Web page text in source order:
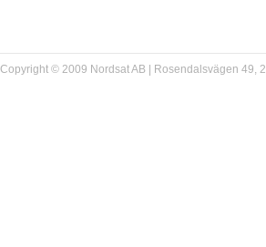
Copyright © 2009 Nordsat AB | Rosendalsvägen 49,